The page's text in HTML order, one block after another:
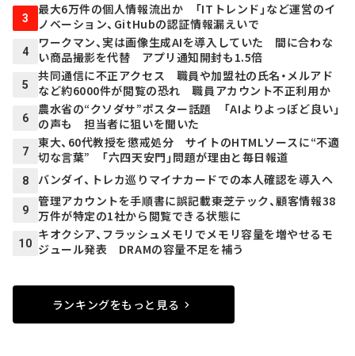
3
最大6万件の個人情報流出か 「ITトレンド」など運営のイ
ノベーション、GitHubの認証情報漏えいで
4
ワークマン、実は画像生成AIを導入していた 間に合わな
い商品撮影を代替 アプリ通知開封も1.5倍
5
共同通信に不正アクセス 職員や加盟社の氏名・メルアド
など約6000件が閲覧の恐れ 職員アカウント不正利用か
6
農水省の“クソダサ”ポスター話題 「AIよりよっぽど良い」
の声も 担当者に狙いを聞いた
7
東大、60代教授を懲戒処分 サイトのHTMLソースに“不適
切な言葉” 「六四天安門」問題が理由と毎日報道
8 バンダイ、トレカ巡りマイナカードでの本人確認を導入へ
9
管理アカウントを手順書に誤記載――東芝テック、顧客情報38
万件が特定の1社から閲覧できる状態に
10
キオクシア、フラッシュメモリでメモリ容量を増やせるモ
ジュール発表 DRAMの容量不足を補う
ランキングをもっと見る